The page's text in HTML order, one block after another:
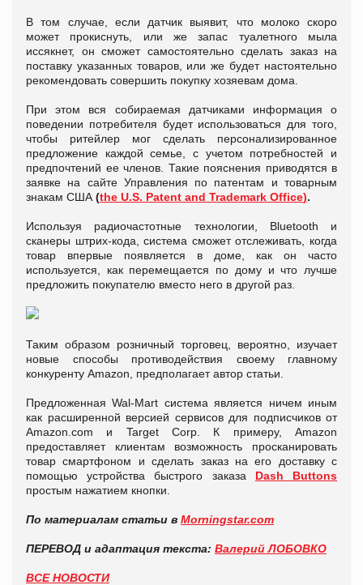
В том случае, если датчик выявит, что молоко скоро
может прокиснуть, или же запас туалетного мыла
иссякнет, он сможет самостоятельно сделать заказ на
поставку указанных товаров, или же будет настоятельно
рекомендовать совершить покупку хозяевам дома.
При этом вся собираемая датчиками информация о
поведении потребителя будет использоваться для того,
чтобы ритейлер мог сделать персонализированное
предложение каждой семье, с учетом потребностей и
предпочтений ее членов. Такие пояснения приводятся в
заявке на сайте Управления по патентам и товарным
знакам США (the U.S. Patent and Trademark Office).
Используя радиочастотные технологии, Bluetooth и
сканеры штрих-кода, система сможет отслеживать, когда
товар впервые появляется в доме, как он часто
используется, как перемещается по дому и что лучше
предложить покупателю вместо него в другой раз.
Таким образом розничный торговец, вероятно, изучает
новые способы противодействия своему главному
конкуренту Amazon, предполагает автор статьи.
Предложенная Wal-Mart система является ничем иным
как расширенной версией сервисов для подписчиков от
Amazon.com и Target Corp. К примеру, Amazon
предоставляет клиентам возможность просканировать
товар смартфоном и сделать заказ на его доставку с
помощью устройства быстрого заказа Dash Buttons
простым нажатием кнопки.
По материалам статьи в Morningstar.com
ПЕРЕВОД и адаптация текста: Валерий ЛОБОВКО
ВСЕ НОВОСТИ